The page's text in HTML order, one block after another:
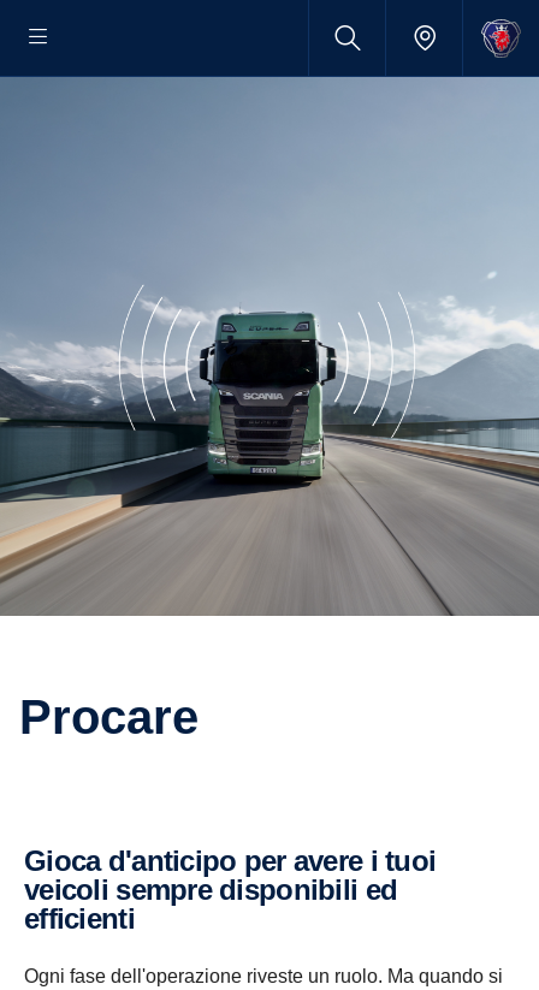
Procare
Gioca d'anticipo per avere i tuoi
veicoli sempre disponibili ed
efficienti
Ogni fase dell'operazione riveste un ruolo. Ma quando si